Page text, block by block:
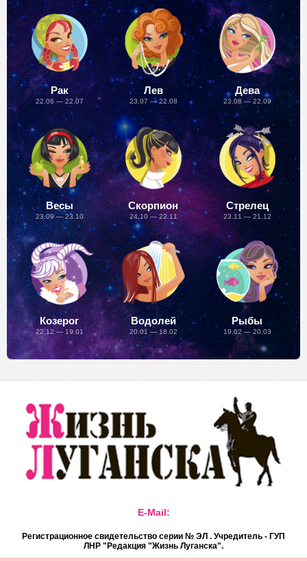
Рак
22.06 — 22.07
Лев
23.07 — 22.08
Дева
23.08 — 22.09
Весы
23.09 — 23.10
Скорпион
24.10 — 22.11
Стрелец
23.11 — 21.12
Козерог
22.12 — 19.01
Водолей
20.01 — 18.02
Рыбы
19.02 — 20.03
E-Mail:
Регистрационное свидетельство серии № ЭЛ . Учредитель - ГУП
ЛНР "Редакция "Жизнь Луганска".